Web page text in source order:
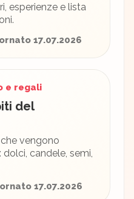
esperienze e lista
17.07.2026
e regali
del
vengono
candele, semi,
17.07.2026